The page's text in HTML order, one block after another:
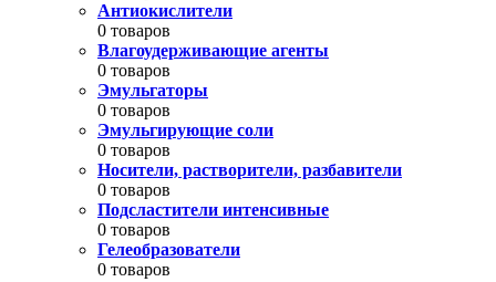
Антиокислители
0 товаров
Влагоудерживающие агенты
0 товаров
Эмульгаторы
0 товаров
Эмульгирующие соли
0 товаров
Носители, растворители, разбавители
0 товаров
Подсластители интенсивные
0 товаров
Гелеобразователи
0 товаров